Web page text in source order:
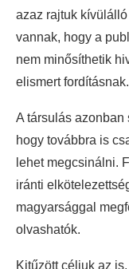
azaz rajtuk
vannak, hogy a
nem minősíthetik
elismert fordításnak.
A társulás azonban
hogy továbbra is
lehet megcsinálni.
iránti
magyarsággal
olvashatók.
Kitűzött céljuk az